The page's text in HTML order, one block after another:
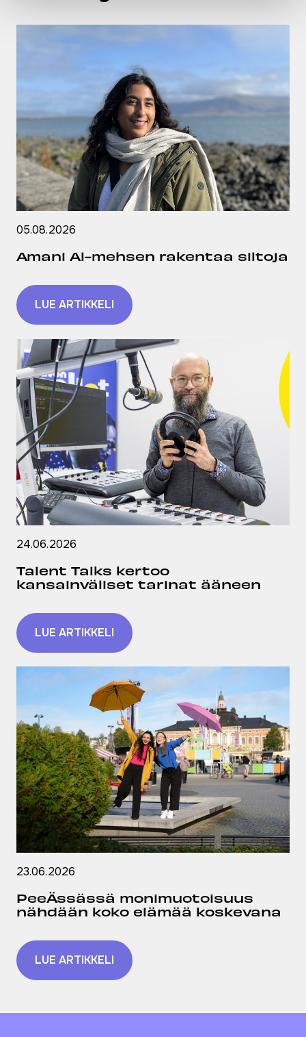
05.08.2026
Amani Al-mehsen rakentaa siltoja
LUE ARTIKKELI
24.06.2026
Talent Talks kertoo
kansainväliset tarinat ääneen
LUE ARTIKKELI
23.06.2026
PeeÄssässä monimuotoisuus
nähdään koko elämää koskevana
LUE ARTIKKELI